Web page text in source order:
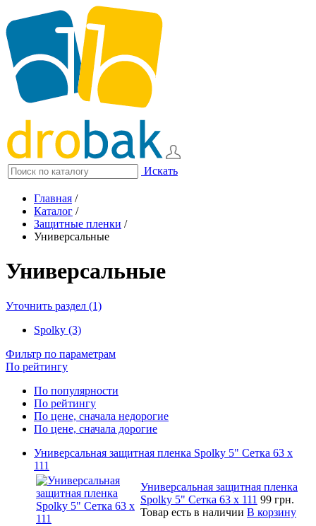
Искать
Главная /
Каталог /
Защитные пленки /
Универсальные
Универсальные
Уточнить раздел (1)
Spolky (3)
Фильтр по параметрам
По рейтингу
По популярности
По рейтингу
По цене, сначала недорогие
По цене, сначала дорогие
Универсальная защитная пленка Spolky 5" Сетка 63 x
111
Универсальная защитная пленка
Spolky 5" Сетка 63 x 111 99 грн.
Товар есть в наличии В корзину